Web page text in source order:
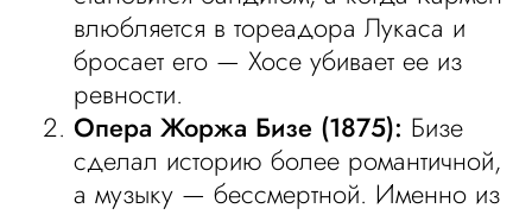
влюбляется в тореадора Лукаса и
бросает его — Хосе убивает ее из
ревности.
Опера Жоржа Бизе (1875): Бизе
сделал историю более романтичной,
а музыку — бессмертной. Именно из